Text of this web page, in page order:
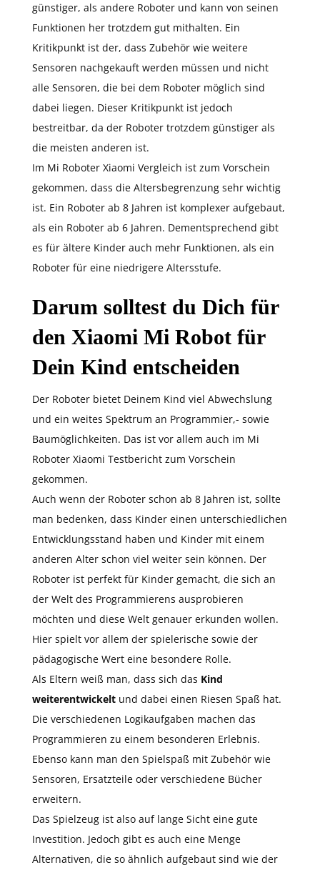
günstiger, als andere Roboter und kann von seinen
Funktionen her trotzdem gut mithalten. Ein
Kritikpunkt ist der, dass Zubehör wie weitere
Sensoren nachgekauft werden müssen und nicht
alle Sensoren, die bei dem Roboter möglich sind
dabei liegen. Dieser Kritikpunkt ist jedoch
bestreitbar, da der Roboter trotzdem günstiger als
die meisten anderen ist.
Im Mi Roboter Xiaomi Vergleich ist zum Vorschein
gekommen, dass die Altersbegrenzung sehr wichtig
ist. Ein Roboter ab 8 Jahren ist komplexer aufgebaut,
als ein Roboter ab 6 Jahren. Dementsprechend gibt
es für ältere Kinder auch mehr Funktionen, als ein
Roboter für eine niedrigere Altersstufe.
Darum solltest du Dich für
den Xiaomi Mi Robot für
Dein Kind entscheiden
Der Roboter bietet Deinem Kind viel Abwechslung
und ein weites Spektrum an Programmier,- sowie
Baumöglichkeiten. Das ist vor allem auch im Mi
Roboter Xiaomi Testbericht zum Vorschein
gekommen.
Auch wenn der Roboter schon ab 8 Jahren ist, sollte
man bedenken, dass Kinder einen unterschiedlichen
Entwicklungsstand haben und Kinder mit einem
anderen Alter schon viel weiter sein können. Der
Roboter ist perfekt für Kinder gemacht, die sich an
der Welt des Programmierens ausprobieren
möchten und diese Welt genauer erkunden wollen.
Hier spielt vor allem der spielerische sowie der
pädagogische Wert eine besondere Rolle.
Als Eltern weiß man, dass sich das Kind
weiterentwickelt und dabei einen Riesen Spaß hat.
Die verschiedenen Logikaufgaben machen das
Programmieren zu einem besonderen Erlebnis.
Ebenso kann man den Spielspaß mit Zubehör wie
Sensoren, Ersatzteile oder verschiedene Bücher
erweitern.
Das Spielzeug ist also auf lange Sicht eine gute
Investition. Jedoch gibt es auch eine Menge
Alternativen, die so ähnlich aufgebaut sind wie der